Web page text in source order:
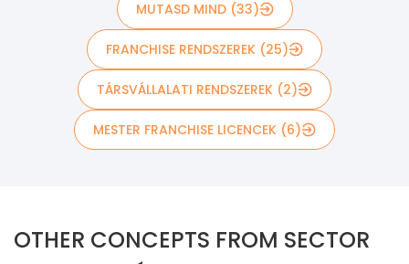
MUTASD MIND (33)
FRANCHISE RENDSZEREK (25)
TÁRSVÁLLALATI RENDSZEREK (2)
MESTER FRANCHISE LICENCEK (6)
OTHER CONCEPTS FROM SECTOR